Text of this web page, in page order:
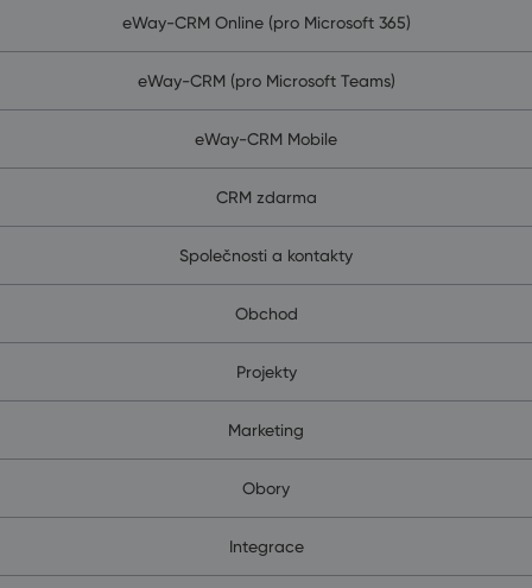
eWay-CRM Online (pro Microsoft 365)
eWay-CRM (pro Microsoft Teams)
eWay-CRM Mobile
CRM zdarma
Společnosti a kontakty
Obchod
Projekty
Marketing
Obory
Integrace